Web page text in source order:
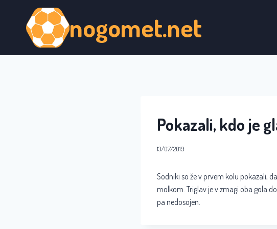
nogomet.net
Pokazali, kdo je
13/07/2019
Sodniki so že v prvem kolu pokazali,
molkom. Triglav je v zmagi oba gola
pa nedosojen.